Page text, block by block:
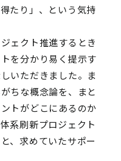
たり」、という気持
ェクト推進するとき
を分かり易く提示す
いただきました。ま
ちな概念論を、まと
トがどこにあるのか
系刷新プロジェクト
、求めていたサポー